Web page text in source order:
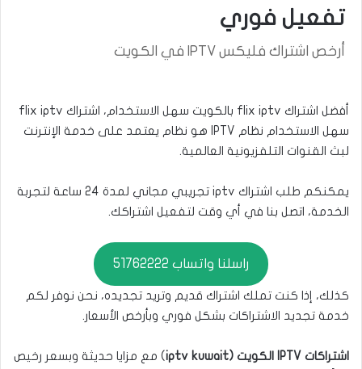
تفعيل فوري
أرخص اشتراك فليكس IPTV في الكويت
أفضل اشتراك flix iptv بالكويت سهل الاستخدام، اشتراك flix iptv
سهل الاستخدام نظام IPTV هو نظام يعتمد على خدمة الإنترنت
لبث القنوات التلفزيونية العالمية.
يمكنكم طلب اشتراك iptv تجريبي مجاني لمدة 24 ساعة لتجربة
الخدمة، اتصل بنا في أي وقت لتفعيل اشتراكك.
راسلنا واتساب 51762222
كذلك، إذا كنت تملك اشتراك قديم وتريد تجديده، نحن نوفر لكم
خدمة تجديد الاشتراكات بشكل فوري وبأرخص الأسعار.
اشتراكات IPTV الكويت (iptv kuwait
) مع مزايا حديثة وبسعر رخيص